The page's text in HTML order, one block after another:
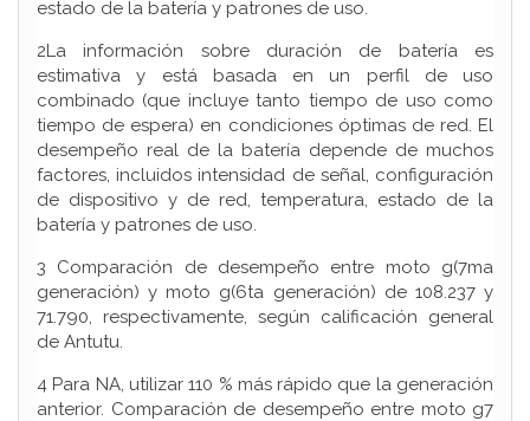
estado de la batería y patrones de uso.
2La información sobre duración de batería es
estimativa y está basada en un perfil de uso
combinado (que incluye tanto tiempo de uso como
tiempo de espera) en condiciones óptimas de red. El
desempeño real de la batería depende de muchos
factores, incluidos intensidad de señal, configuración
de dispositivo y de red, temperatura, estado de la
batería y patrones de uso.
3 Comparación de desempeño entre moto g(7ma
generación) y moto g(6ta generación) de 108.237 y
71.790, respectivamente, según calificación general
de Antutu.
4 Para NA, utilizar 110 % más rápido que la generación
anterior. Comparación de desempeño entre moto g7